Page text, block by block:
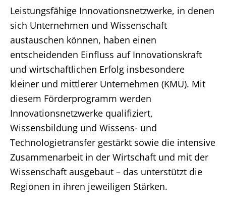
Leistungsfähige Innovationsnetzwerke, in denen
sich Unternehmen und Wissenschaft
austauschen können, haben einen
entscheidenden Einfluss auf Innovationskraft
und wirtschaftlichen Erfolg insbesondere
kleiner und mittlerer Unternehmen (KMU). Mit
diesem Förderprogramm werden
Innovationsnetzwerke qualifiziert,
Wissensbildung und Wissens- und
Technologietransfer gestärkt sowie die intensive
Zusammenarbeit in der Wirtschaft und mit der
Wissenschaft ausgebaut – das unterstützt die
Regionen in ihren jeweiligen Stärken.